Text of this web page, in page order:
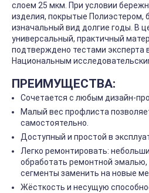
слоем 25 мкм. При условии
изделия, покрытые Полиэстером,
изначальный вид долгие годы. В
универсальный, практичный
подтверждено тестами эксперта
Национальным
ПРЕИМУЩЕСТВА:
Сочетается с любым дизайн-
Малый вес профлиста
самостоятельно.
Доступный и простой в
Легко ремонтировать:
обработать ремонтной
сегменты заменить на новые
Жёсткость и несущую